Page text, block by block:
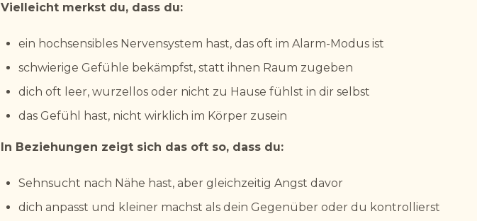
Vielleicht merkst du, dass du:
ein hochsensibles Nervensystem hast, das oft im Alarm-Modus ist
schwierige Gefühle bekämpfst, statt ihnen Raum zugeben
dich oft leer, wurzellos oder nicht zu Hause fühlst in dir selbst
das Gefühl hast, nicht wirklich im Körper zusein
In Beziehungen zeigt sich das oft so, dass du:
Sehnsucht nach Nähe hast, aber gleichzeitig Angst davor
dich anpasst und kleiner machst als dein Gegenüber oder du kontrollierst